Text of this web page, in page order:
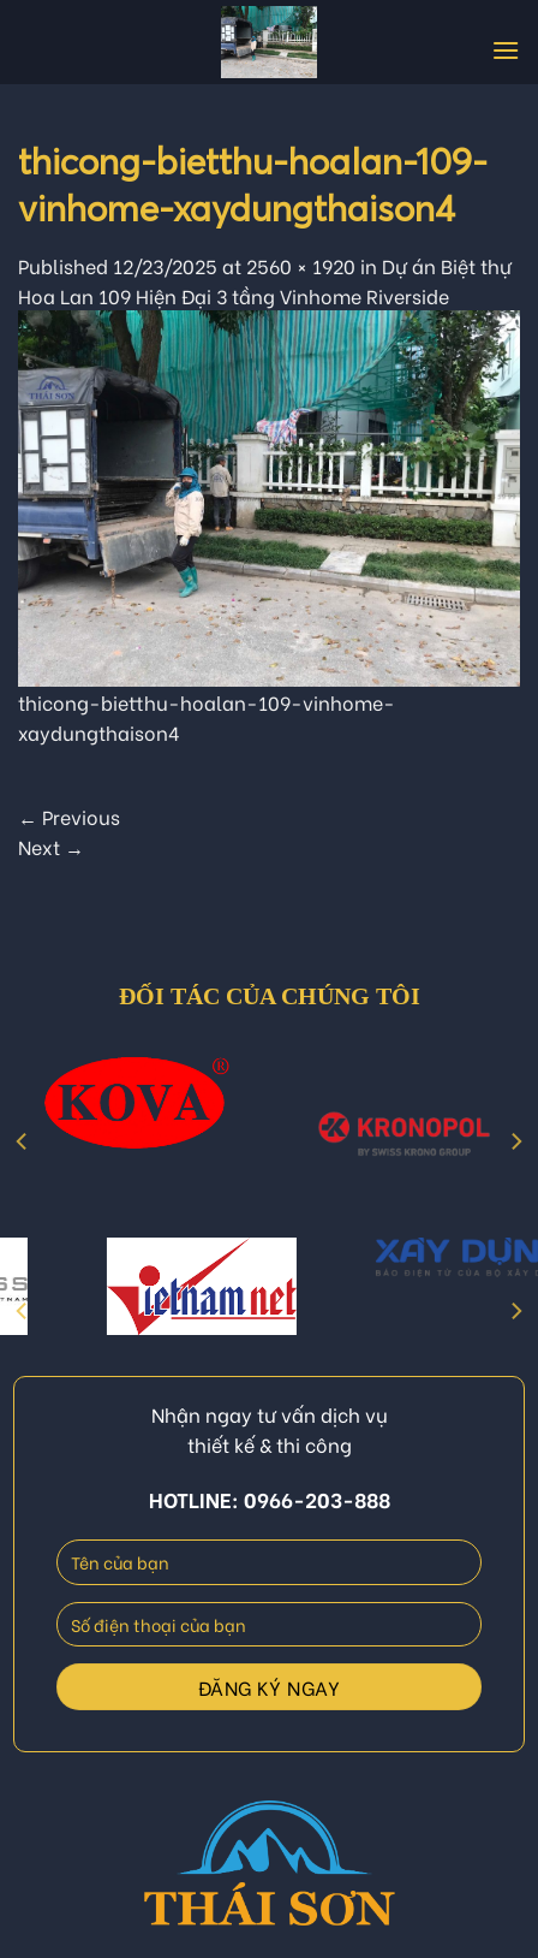
thicong-bietthu-hoalan-109-
vinhome-xaydungthaison4
Published 12/23/2025 at 2560 × 1920 in Dự án Biệt thự
Hoa Lan 109 Hiện Đại 3 tầng Vinhome Riverside
thicong-bietthu-hoalan-109-vinhome-
xaydungthaison4
← Previous
Next →
ĐỐI TÁC CỦA CHÚNG TÔI
Nhận ngay tư vấn dịch vụ
thiết kế & thi công
HOTLINE: 0966-203-888